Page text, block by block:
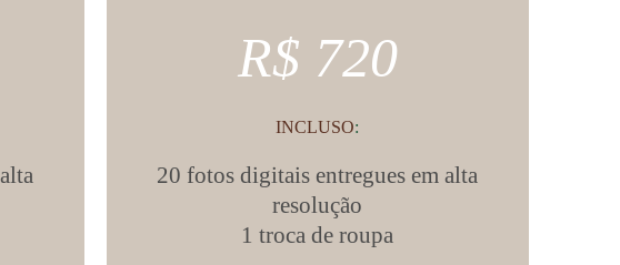
R$ 720
INCLUSO:
20 fotos digitais entregues em alta
resolução
1 troca de roupa